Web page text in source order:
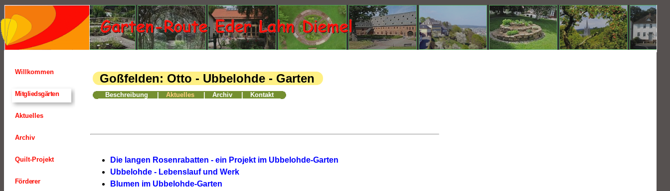
Willkommen
Mitgliedsgärten
Aktuelles
Archiv
Quilt-Projekt
Förderer
20 Goßfelden: Otto - Ubbelohde - Garten
Beschreibung Aktuelles Archiv Kontakt
Die langen Rosenrabatten - ein Projekt im Ubbelohde-Garten
Ubbelohde - Lebenslauf und Werk
Blumen im Ubbelohde-Garten